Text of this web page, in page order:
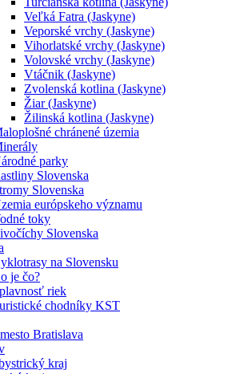
Veľká Fatra (Jaskyne)
Veporské vrchy (Jaskyne)
Vihorlatské vrchy (Jaskyne)
Volovské vrchy (Jaskyne)
Vtáčnik (Jaskyne)
Zvolenská kotlina (Jaskyne)
Žiar (Jaskyne)
Žilinská kotlina (Jaskyne)
chránené územia
parky
Slovenska
Slovenska
európskeho významu
toky
Slovenska
na Slovensku
je čo?
riek
chodníky KST
Bratislava
kraj